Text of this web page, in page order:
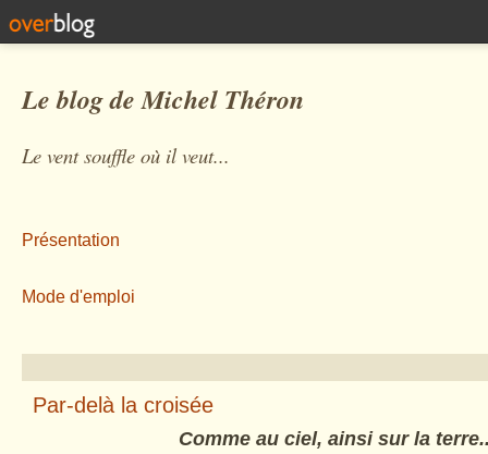
Le blog de Michel Théron
Le vent souffle où il veut...
Présentation
Mode d'emploi
Par-delà la croisée
Comme au ciel, ainsi sur la